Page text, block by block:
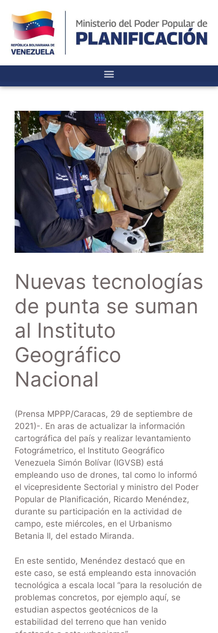
Nuevas tecnologías
de punta se suman
al Instituto
Geográfico
Nacional
(Prensa MPPP/Caracas, 29 de septiembre de
2021)-. En aras de actualizar la información
cartográfica del país y realizar levantamiento
Fotográmetrico, el Instituto Geográfico
Venezuela Simón Bolívar (IGVSB) está
empleando uso de drones, tal como lo informó
el vicepresidente Sectorial y ministro del Poder
Popular de Planificación, Ricardo Menéndez,
durante su participación en la actividad de
campo, este miércoles, en el Urbanismo
Betania II, del estado Miranda.
En este sentido, Menéndez destacó que en
este caso, se está empleando esta innovación
tecnológica a escala local “para la resolución de
problemas concretos, por ejemplo aquí, se
estudian aspectos geotécnicos de la
estabilidad del terreno que han venido